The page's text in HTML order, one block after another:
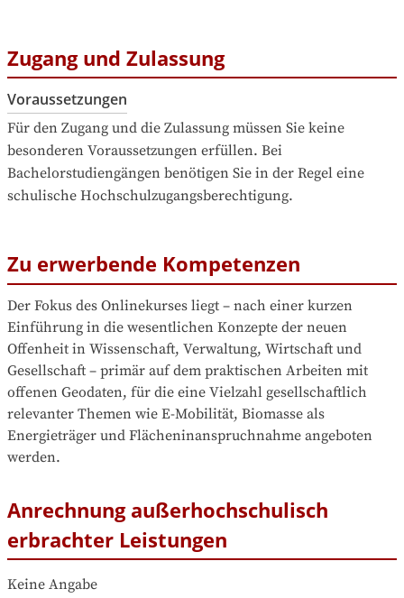
Zugang und Zulassung
Voraussetzungen
Für den Zugang und die Zulassung müssen Sie keine
besonderen Voraussetzungen erfüllen. Bei
Bachelorstudiengängen benötigen Sie in der Regel eine
schulische Hochschulzugangsberechtigung.
Zu erwerbende Kompetenzen
Der Fokus des Onlinekurses liegt – nach einer kurzen
Einführung in die wesentlichen Konzepte der neuen
Offenheit in Wissenschaft, Verwaltung, Wirtschaft und
Gesellschaft – primär auf dem praktischen Arbeiten mit
offenen Geodaten, für die eine Vielzahl gesellschaftlich
relevanter Themen wie E-Mobilität, Biomasse als
Energieträger und Flächeninanspruchnahme angeboten
werden.
Anrechnung außerhochschulisch
erbrachter Leistungen
Keine Angabe